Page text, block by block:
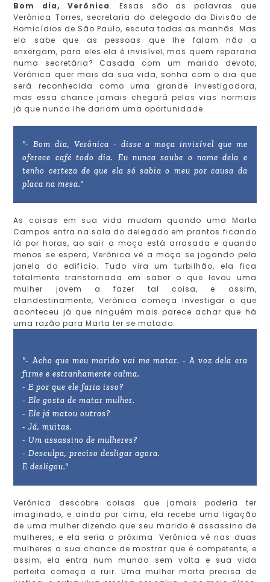
Bom dia, Verônica. Essas são as palavras que
Verônica Torres, secretaria do delegado da Divisão de
Homicídios de São Paulo, escuta todas as manhãs. Mas
ela sabe que as pessoas que lhe falam não a
enxergam, para eles ela é invisível, mas quem repararia
numa secretária? Casada com um marido devoto,
Verônica quer mais da sua vida, sonha com o dia que
será reconhecida como uma grande investigadora,
mas essa chance jamais chegará pelas vias normais
já que nunca lhe dariam uma oportunidade.
"- Bom dia, Verônica - disse a moça invisível que me
oferece café todo dia. Eu nunca soube o nome dela e
tenho certeza de que ela só sabia o meu por causa da
placa na mesa."
As coisas em sua vida mudam quando uma Marta
Campos entra na sala do delegado em prantos ficando
lá por horas, ao sair a moça está arrasada e quando
menos se espera, Verônica vê a moça se jogando pela
janela do edifício. Tudo vira um turbilhão, ela fica
totalmente transtornada em saber o que levou uma
mulher jovem a fazer tal coisa, e assim,
clandestinamente, Verônica começa investigar o que
aconteceu já que ninguém mais parece achar que há
uma razão para Marta ter se matado.
"- Acho que meu marido vai me matar. - A voz dela era
firme e estranhamente calma.
- E por que ele faria isso?
- Ele gosta de matar mulher.
- Ele já matou outras?
- Já, muitas.
- Um assassino de mulheres?
- Desculpa, preciso desligar agora.
E desligou."
Verônica descobre coisas que jamais poderia ter
imaginado, e ainda por cima, ela recebe uma ligação
de uma mulher dizendo que seu marido é assassino de
mulheres, e ela seria a próxima. Verônica vê nas duas
mulheres a sua chance de mostrar que é competente, e
assim, ela entra num mundo sem volta e sua vida
perfeita começa a ruir. Uma mulher morta precisa de